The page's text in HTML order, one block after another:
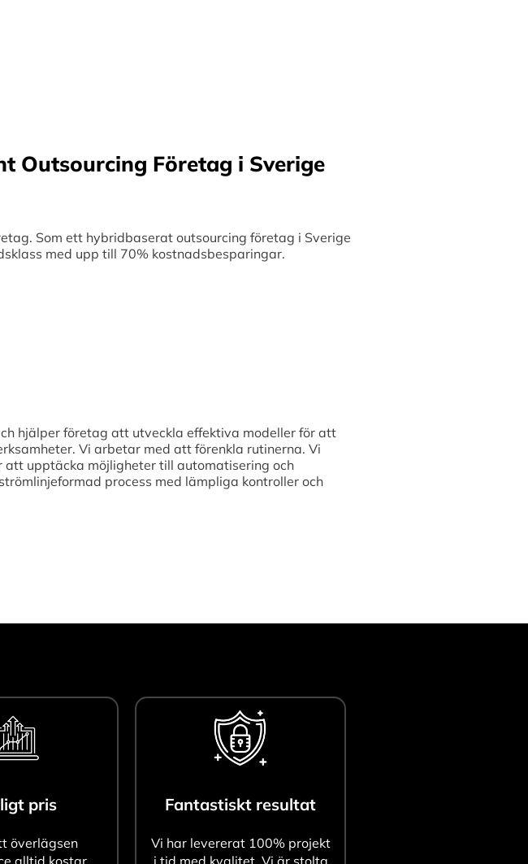
Outsourcing Företag i Sverige
Som ett hybridbaserat outsourcing företag i Sverige
med upp till 70% kostnadsbesparingar.
hjälper företag att utveckla effektiva modeller för att
Vi arbetar med att förenkla rutinerna. Vi
att upptäcka möjligheter till automatisering och
process med lämpliga kontroller och
pris
överlägsen
alltid kostar
Fantastiskt resultat
Vi har levererat 100% projekt
i tid med kvalitet. Vi är stolta